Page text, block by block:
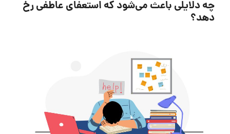
چه دلایلی باعث می‌شود که استعفای عاطفی رخ
دهد؟